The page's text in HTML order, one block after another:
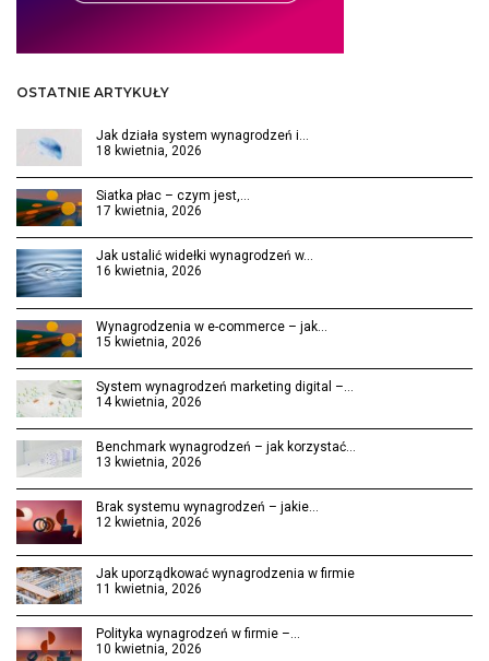
OSTATNIE ARTYKUŁY
Jak działa system wynagrodzeń i…
18 kwietnia, 2026
Siatka płac – czym jest,…
17 kwietnia, 2026
Jak ustalić widełki wynagrodzeń w…
16 kwietnia, 2026
Wynagrodzenia w e-commerce – jak…
15 kwietnia, 2026
System wynagrodzeń marketing digital –…
14 kwietnia, 2026
Benchmark wynagrodzeń – jak korzystać…
13 kwietnia, 2026
Brak systemu wynagrodzeń – jakie…
12 kwietnia, 2026
Jak uporządkować wynagrodzenia w firmie
11 kwietnia, 2026
Polityka wynagrodzeń w firmie –…
10 kwietnia, 2026